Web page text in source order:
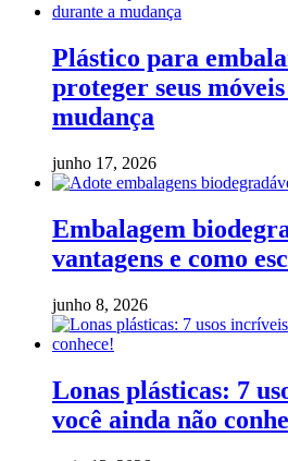
Plástico para
proteger seus
mudança
junho 17, 2026
Embalagem
vantagens e como
junho 8, 2026
Lonas plásticas: 7
você ainda não